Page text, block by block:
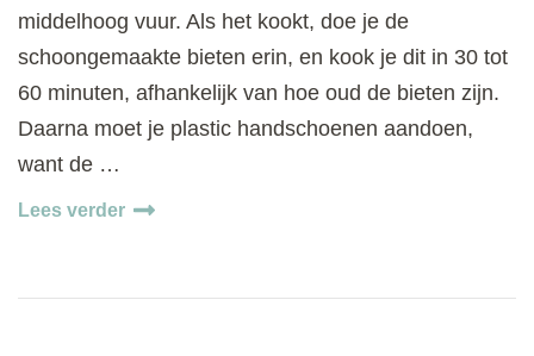
middelhoog vuur. Als het kookt, doe je de
schoongemaakte bieten erin, en kook je dit in 30 tot
60 minuten, afhankelijk van hoe oud de bieten zijn.
Daarna moet je plastic handschoenen aandoen,
want de …
Lees verder